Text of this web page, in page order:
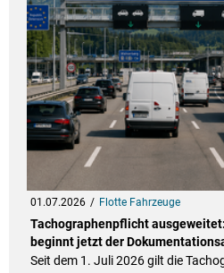
01.07.2026 Flotte Fahrzeuge
Tachographenpflicht
beginnt jetzt der
Seit dem 1. Juli 2026 gilt die